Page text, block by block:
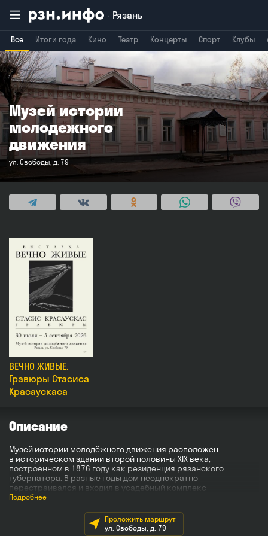
Рязань
Все Итоги года Кино Театр Концерты Спорт Клубы
Владимир Брянск
Музей истории
молодежного
движения
ул. Свободы, д. 79
ВЕЧНО ЖИВЫЕ.
Гравюры Стасиса
Красаускаса
Описание
Музей истории молодёжного движения расположен
в историческом здании второй половины XIX века,
построенном в 1876 году как резиденция рязанского
губернатора. В разные годы дом неоднократно
перестраивался и входил в усадебный комплекс
с хозяйственными постройками и садом.
После Февральской революции 1917 года в здании
размещались Советы рабочих, солдатских и крестьянских
Подробнее
Проложить маршрут
ул. Свободы, д. 79